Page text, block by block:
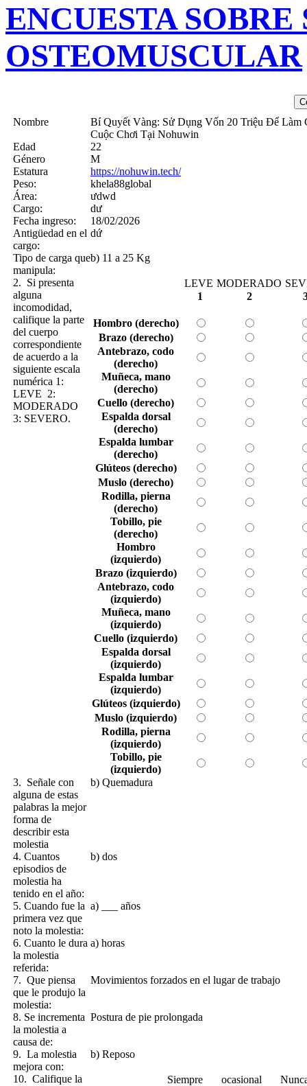
ENCUESTA
OSTEOMUSCULAR
Nombre
Bí Quyết Vàng: Sử Dụng Vốn 20 Triệu Để Làm
Cuộc Chơi Tại Nohuwin
Edad
22
Género
M
Estatura
https://nohuwin.tech/
Peso:
khela88global
Área:
ưdwd
Cargo:
dư
Fecha ingreso:
18/02/2026
Antigüedad en el
cargo:
dứ
Tipo de carga que
manipula:
b) 11 a 25 Kg
2. Si presenta
alguna
incomodidad,
califique la parte
del cuerpo
correspondiente
de acuerdo a la
siguiente escala
numérica 1:
LEVE 2:
MODERADO
3: SEVERO.
LEVE MODERADO
1
2
Hombro (derecho)
Brazo (derecho)
Antebrazo, codo
(derecho)
Muñeca, mano
(derecho)
Cuello (derecho)
Espalda dorsal
(derecho)
Espalda lumbar
(derecho)
Glúteos (derecho)
Muslo (derecho)
Rodilla, pierna
(derecho)
Tobillo, pie
(derecho)
Hombro
(izquierdo)
Brazo (izquierdo)
Antebrazo, codo
(izquierdo)
Muñeca, mano
(izquierdo)
Cuello (izquierdo)
Espalda dorsal
(izquierdo)
Espalda lumbar
(izquierdo)
Glúteos (izquierdo)
Muslo (izquierdo)
Rodilla, pierna
(izquierdo)
Tobillo, pie
(izquierdo)
3. Señale con
alguna de estas
palabras la mejor
forma de
describir esta
molestia
b) Quemadura
4. Cuantos
episodios de
molestia ha
tenido en el año:
b) dos
5. Cuando fue la
primera vez que
noto la molestia:
a) ___ años
6. Cuanto le dura
la molestia
referida:
a) horas
7. Que piensa
que le produjo la
molestia:
Movimientos forzados en el lugar de trabajo
8. Se incrementa
la molestia a
causa de:
Postura de pie prolongada
9. La molestia
mejora con:
b) Reposo
10. Califique la
Siempre ocasional